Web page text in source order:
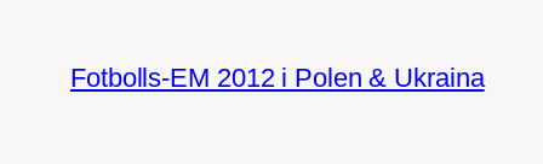
innehåll
Fotbolls-EM 2012 i Polen & Ukraina